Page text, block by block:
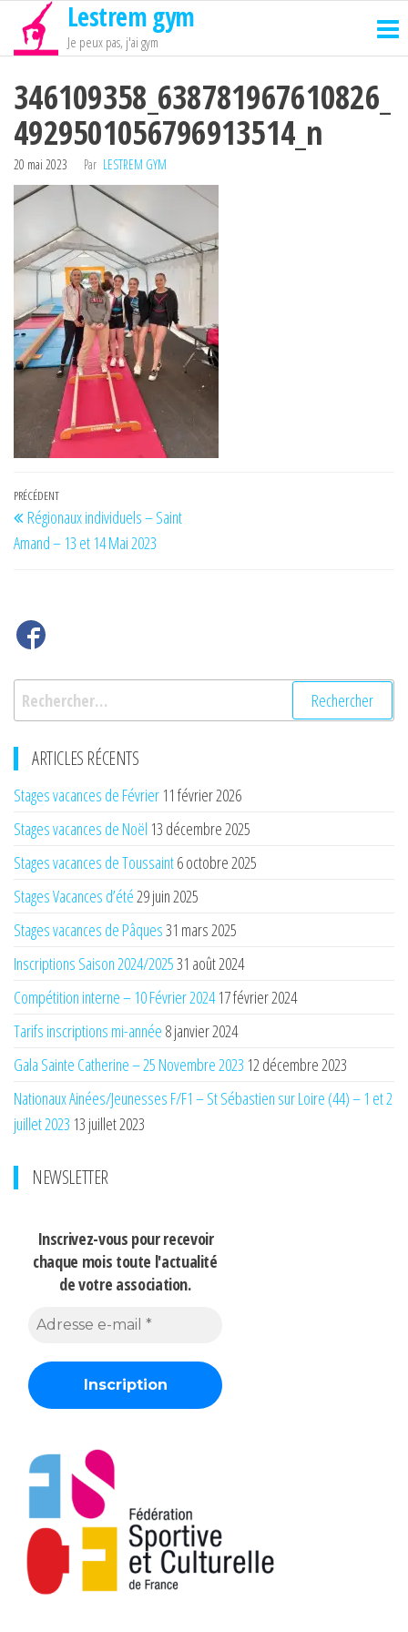
Passer
contenu
Lestrem gym
Je peux pas, j'ai gym
346109358_638781967610826_
4929501056796913514_n
20 mai 2023 Par LESTREM GYM
Navigation
de
l’article
Article
précédent
PRÉCÉDENT
Régionaux individuels – Saint
Amand – 13 et 14 Mai 2023
Rechercher :
ARTICLES RÉCENTS
Stages vacances de Février 11 février 2026
Stages vacances de Noël 13 décembre 2025
Stages vacances de Toussaint6 octobre 2025
Stages Vacances d’été29 juin 2025
Stages vacances de Pâques31 mars 2025
Inscriptions Saison 2024/202531 août 2024
Compétition interne – 10 Février 2024 17 février 2024
Tarifs inscriptions mi-année 8 janvier 2024
Gala Sainte Catherine – 25 Novembre 2023 12 décembre 2023
Nationaux Ainées/Jeunesses F/F1 – St Sébastien sur Loire (44) – 1 et 2
juillet 2023 13 juillet 2023
NEWSLETTER
Inscrivez-vous pour recevoir
chaque mois toute l'actualité
de votre association.